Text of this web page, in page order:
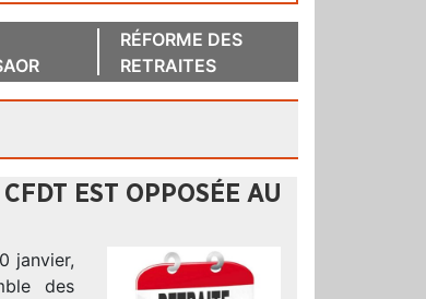
RÉFORME DES
RETRAITES
EST OPPOSÉE AU
janvier,
des